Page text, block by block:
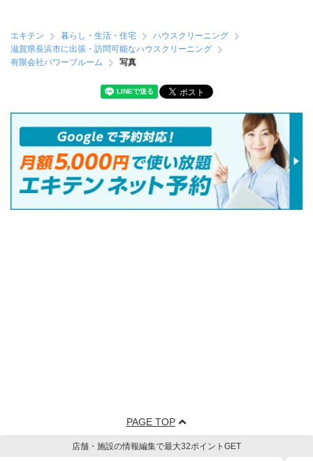
エキテン 暮らし・生活・住宅
ハウスクリーニング
滋賀県長浜市に出張・訪問可能なハウスクリーニング
有限会社パワーブルーム
写真
PAGE TOP
店舗・施設の情報編集で最大32ポイントGET